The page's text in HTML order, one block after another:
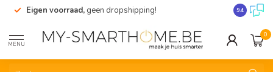
Eigen voorraad, geen dropshipping! 9.4
MENU
0